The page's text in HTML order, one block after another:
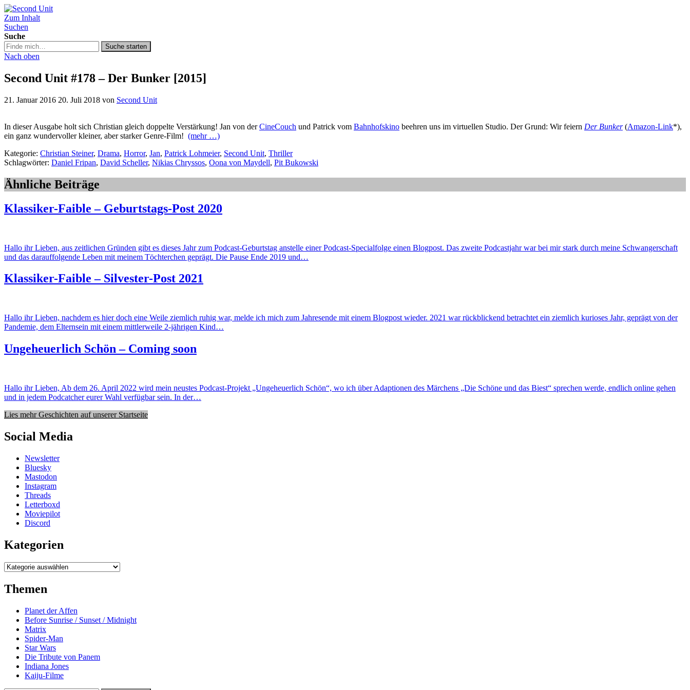
Second Unit
Zum Inhalt
Suchen
Suche
Suche
in
podcast.de/
Suche starten
Nach oben
Second Unit #178 – Der Bunker [2015]
21. Januar 2016 20. Juli 2018 von Second Unit
In dieser Ausgabe holt sich Christian gleich doppelte Verstärkung! Jan von derCineCouch und Patrick vom Bahnhofskino beehren uns im virtuellen Studio. Der Grund: Wir feiern Der Bunker(Amazon-Link*),
ein ganz wundervoller kleiner, aber starker Genre-Film! (mehr …)
Kategorie: Christian Steiner, Drama, Horror, Jan, Patrick Lohmeier, Second Unit, Thriller
Schlagwörter: Daniel Fripan, David Scheller, Nikias Chryssos, Oona von Maydell, Pit Bukowski
Ähnliche Beiträge
Klassiker-Faible – Geburtstags-Post 2020
Hallo ihr Lieben, aus zeitlichen Gründen gibt es dieses Jahr zum Podcast-Geburtstag anstelle einer Podcast-Specialfolge einen Blogpost. Das zweite Podcastjahr war bei mir stark durch meine Schwangerschaft
und das darauffolgende Leben mit meinem Töchterchen geprägt. Die Pause Ende 2019 und…
Klassiker-Faible – Silvester-Post 2021
Hallo ihr Lieben, nachdem es hier doch eine Weile ziemlich ruhig war, melde ich mich zum Jahresende mit einem Blogpost wieder. 2021 war rückblickend betrachtet ein ziemlich kurioses Jahr, geprägt von der
Pandemie, dem Elternsein mit einem mittlerweile 2-jährigen Kind…
Ungeheuerlich Schön – Coming soon
Hallo ihr Lieben, Ab dem 26. April 2022 wird mein neustes Podcast-Projekt „Ungeheuerlich Schön“, wo ich über Adaptionen des Märchens „Die Schöne und das Biest“ sprechen werde, endlich online gehen
und in jedem Podcatcher eurer Wahl verfügbar sein. In der…
Lies mehr Geschichten auf unserer Startseite
Social Media
Newsletter
Bluesky
Mastodon
Instagram
Threads
Letterboxd
Moviepilot
Discord
Kategorien
Kategorien
Themen
Planet der Affen
Before Sunrise / Sunset / Midnight
Matrix
Spider-Man
Star Wars
Die Tribute von Panem
Indiana Jones
Kaiju-Filme